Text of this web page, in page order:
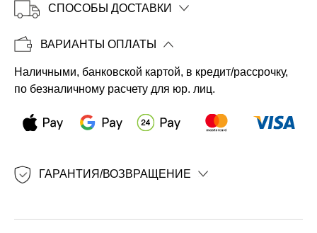
Копировать
СПОСОБЫ ДОСТАВКИ
ВАРИАНТЫ ОПЛАТЫ
Наличными, банковской картой, в кредит/рассрочку,
по безналичному расчету для юр. лиц.
ГАРАНТИЯ/ВОЗВРАЩЕНИЕ